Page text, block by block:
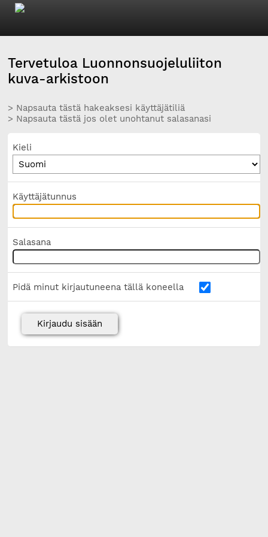
Tervetuloa Luonnonsuojeluliiton
kuva-arkistoon
> Napsauta tästä hakeaksesi käyttäjätiliä
> Napsauta tästä jos olet unohtanut salasanasi
Kieli
Käyttäjätunnus
Salasana
Pidä minut kirjautuneena tällä koneella